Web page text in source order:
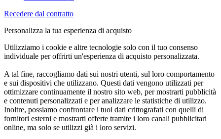
Recedere dal contratto
Personalizza la tua esperienza di acquisto
Utilizziamo i cookie e altre tecnologie solo con il tuo consenso
individuale per offrirti un'esperienza di acquisto personalizzata.
A tal fine, raccogliamo dati sui nostri utenti, sul loro comportamento
e sui dispositivi che utilizzano. Questi dati vengono utilizzati per
ottimizzare continuamente il nostro sito web, per mostrarti pubblicità
e contenuti personalizzati e per analizzare le statistiche di utilizzo.
Inoltre, possiamo confrontare i tuoi dati crittografati con quelli di
fornitori esterni e mostrarti offerte tramite i loro canali pubblicitari
online, ma solo se utilizzi già i loro servizi.